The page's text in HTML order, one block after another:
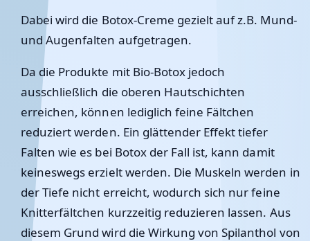
Dabei wird die Botox-Creme gezielt auf z.B. Mund-
und Augenfalten aufgetragen.
Da die Produkte mit Bio-Botox jedoch
ausschließlich die oberen Hautschichten
erreichen, können lediglich feine Fältchen
reduziert werden. Ein glättender Effekt tiefer
Falten wie es bei Botox der Fall ist, kann damit
keineswegs erzielt werden. Die Muskeln werden in
der Tiefe nicht erreicht, wodurch sich nur feine
Knitterfältchen kurzzeitig reduzieren lassen. Aus
diesem Grund wird die Wirkung von Spilanthol von